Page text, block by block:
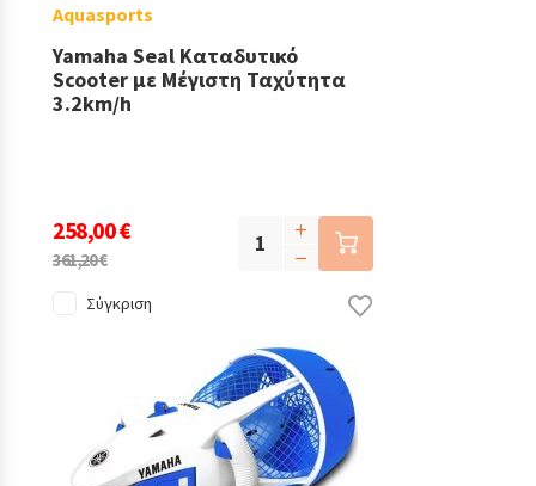
Aquasports
Yamaha Seal Καταδυτικό
Scooter με Μέγιστη Ταχύτητα
3.2km/h
258,00 €
361,20 €
Σύγκριση